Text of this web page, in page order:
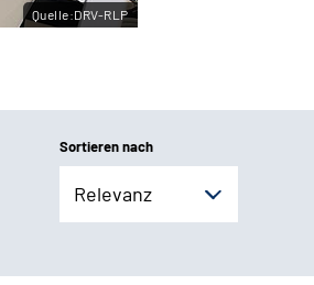
Quelle:DRV-RLP
Sortieren nach
Relevanz